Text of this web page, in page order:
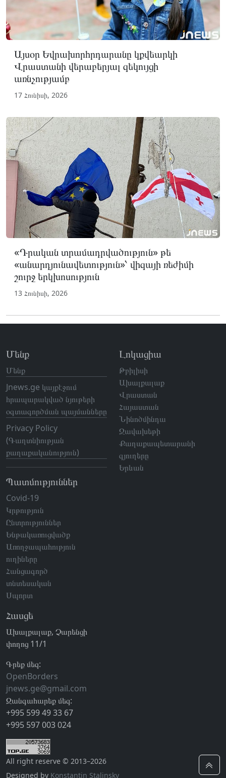
Այսօր Եվրախորհրդարանը կքվեարկի
Վրաստանի վերաբերյալ զեկույցի
առնչությամբ
17 Հունիսի, 2026
«Դրական տրամադրվածություն» թե
«անարդյունավետություն»՝ վիզայի ռեժիմի
շուրջ երկխոսություն
13 Հունիսի, 2026
Մենք
Մենք
Jnews.ge կայքէջում
հրապարակված նյութերի
օգտագործման պայմանները
Privacy Policy
(Գաղտնիության
քաղաքականություն)
Պատմություններ
Covid-19
Կրթություն
Ընտրություններ
Ենթակառուցվածք
Առողջապահություն
ուղիները
Հանցագործ
տնտեսական
Սպորտ
Լոկացիա
Թբիլիսի
Ախալքալաք
Վրաստան
Հայաստան
Նինոծմինդա
Ջավախեթի
Քաղաքապետարանի
գյուղերը
Երևան
Հասցե
Ախալքալաք, Չարենցի
փողոց 11/1
Գրեք մեզ:
OpenBorders
jnews.ge@gmail.com
Զանգահարեք մեզ:
+995 599 49 33 67
+995 597 003 024
All right reserve © 2013–2026
Designed by Konstantin Stalinsky